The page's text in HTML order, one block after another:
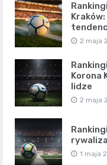
2 maja
Korona
lidze
2 maja
1 maja